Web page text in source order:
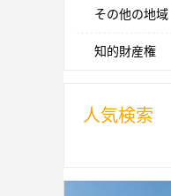
その他の地域
知的財産権
人気検索